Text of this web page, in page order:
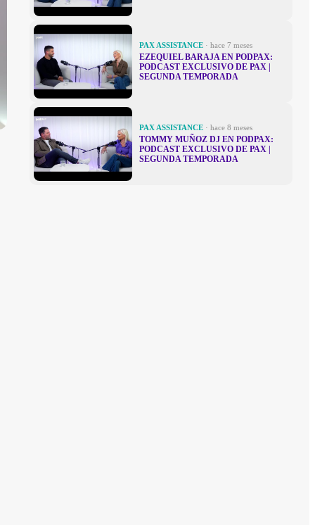
PAX ASSISTANCE · hace 7 meses
EZEQUIEL BARAJA EN PODPAX:
PODCAST EXCLUSIVO DE PAX |
SEGUNDA TEMPORADA
PAX ASSISTANCE · hace 8 meses
TOMMY MUÑOZ DJ EN PODPAX:
PODCAST EXCLUSIVO DE PAX |
SEGUNDA TEMPORADA